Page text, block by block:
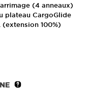
(4 anneaux)
plateau CargoGlide
100%)